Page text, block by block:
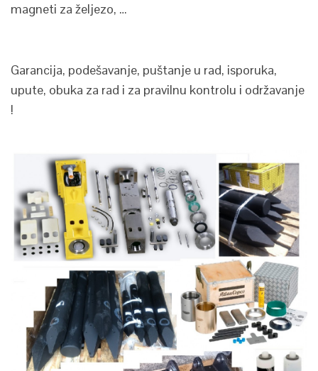
magneti za željezo, …
Garancija, podešavanje, puštanje u rad, isporuka,
upute, obuka za rad i za pravilnu kontrolu i održavanje
!